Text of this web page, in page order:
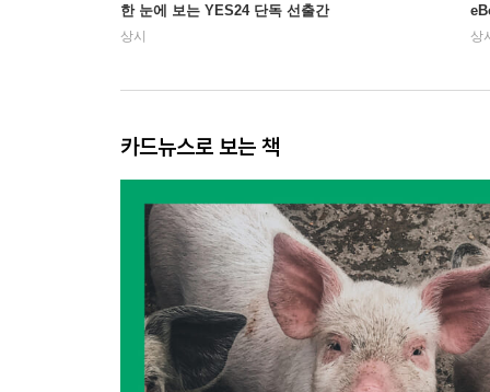
한 눈에 보는 YES24 단독 선출간
상시 상
카드뉴스로 보는 책